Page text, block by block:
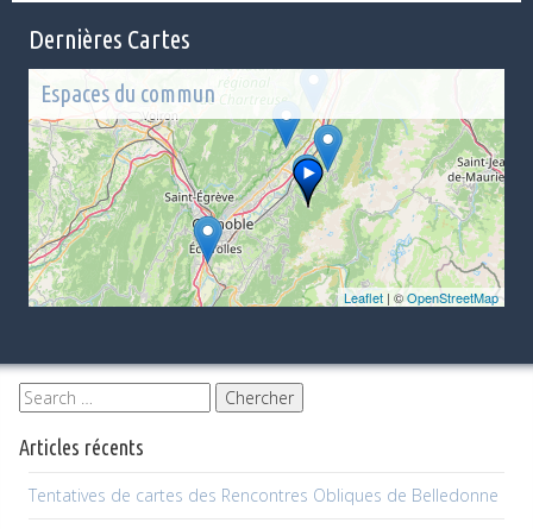
Dernières Cartes
Espaces du commun
Leaflet | ©OpenStreetMap
Articles récents
Tentatives de cartes des Rencontres Obliques de Belledonne